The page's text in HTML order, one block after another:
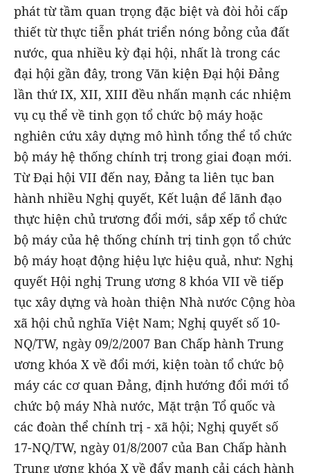
phát từ tầm quan trọng đặc biệt và đòi hỏi cấp
thiết từ thực tiễn phát triển nóng bỏng của đất
nước, qua nhiều kỳ đại hội, nhất là trong các
đại hội gần đây, trong Văn kiện Đại hội Đảng
lần thứ IX, XII, XIII đều nhấn mạnh các nhiệm
vụ cụ thể về tinh gọn tổ chức bộ máy hoặc
nghiên cứu xây dựng mô hình tổng thể tổ chức
bộ máy hệ thống chính trị trong giai đoạn mới.
Từ Đại hội VII đến nay, Đảng ta liên tục ban
hành nhiều Nghị quyết, Kết luận để lãnh đạo
thực hiện chủ trương đổi mới, sắp xếp tổ chức
bộ máy của hệ thống chính trị tinh gọn tổ chức
bộ máy hoạt động hiệu lực hiệu quả, như: Nghị
quyết Hội nghị Trung ương 8 khóa VII về tiếp
tục xây dựng và hoàn thiện Nhà nước Cộng hòa
xã hội chủ nghĩa Việt Nam; Nghị quyết số 10-
NQ/TW, ngày 09/2/2007 Ban Chấp hành Trung
ương khóa X về đổi mới, kiện toàn tổ chức bộ
máy các cơ quan Đảng, định hướng đổi mới tổ
chức bộ máy Nhà nước, Mặt trận Tổ quốc và
các đoàn thể chính trị - xã hội; Nghị quyết số
17-NQ/TW, ngày 01/8/2007 của Ban Chấp hành
Trung ương khóa X về đẩy mạnh cải cách hành